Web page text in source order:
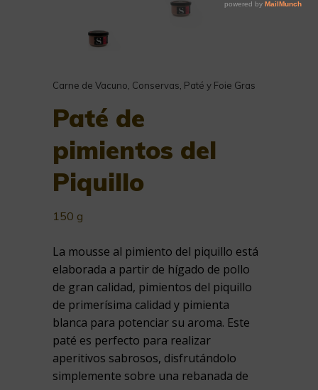
Carne de Vacuno Conservas Paté y Foie Gras
Paté de
pimientos del
Piquillo
150 g
La mousse al pimiento del piquillo está
elaborada a partir de hígado de pollo
de gran calidad, pimientos del piquillo
de primerísima calidad y pimienta
blanca para potenciar su aroma. Este
paté es perfecto para realizar
aperitivos sabrosos, disfrutándolo
simplemente sobre una rebanada de